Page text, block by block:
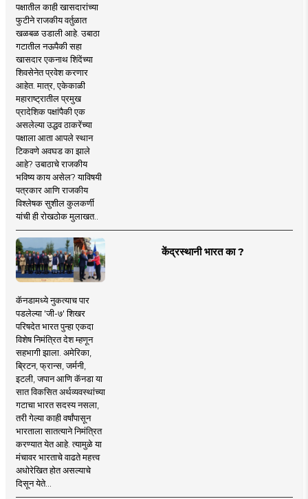
पक्षातील काही खासदारांच्या
फुटीने राजकीय वर्तुळात
खळबळ उडाली आहे. उबाठा
गटातील नऊपैकी सहा
खासदार एकनाथ शिंदेंच्या
शिवसेनेत प्रवेश करणार
आहेत. मात्र, एकेकाळी
महाराष्ट्रातील प्रमुख
प्रादेशिक पक्षांपैकी एक
असलेल्या उद्धव ठाकरेंच्या
पक्षाला आता आपले स्थान
टिकवणे अवघड का झाले
आहे? उबाठाचे राजकीय
भविष्य काय असेल? याविषयी
पत्रकार आणि राजकीय
विश्लेषक सुशील कुलकर्णी
यांची ही रोखठोक मुलाखत..
केंद्रस्थानी भारत का ?
कॅनडामध्ये नुकत्याच पार
पडलेल्या 'जी-७' शिखर
परिषदेत भारत पुन्हा एकदा
विशेष निमंत्रित देश म्हणून
सहभागी झाला. अमेरिका,
ब्रिटन, फ्रान्स, जर्मनी,
इटली, जपान आणि कॅनडा या
सात विकसित अर्थव्यवस्थांच्या
गटाचा भारत सदस्य नसला,
तरी गेल्या काही वर्षांपासून
भारताला सातत्याने निमंत्रित
करण्यात येत आहे. त्यामुळे या
मंचावर भारताचे वाढते महत्त्व
अधोरेखित होत असल्याचे
दिसून येते...